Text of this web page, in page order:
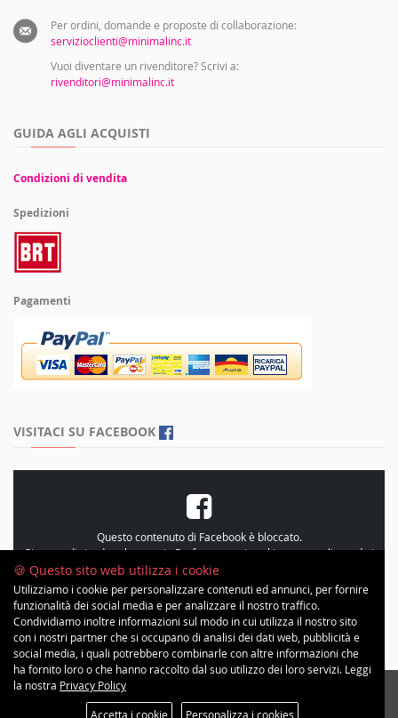
Per ordini, domande e proposte di collaborazione:
servizioclienti@minimalinc.it
Vuoi diventare un rivenditore? Scrivi a:
rivenditori@minimalinc.it
GUIDA AGLI ACQUISTI
Condizioni di vendita
Spedizioni
Pagamenti
VISITACI SU FACEBOOK
Questo contenuto di Facebook è bloccato.
Si prega di rivedere le propriePreferenze sui cookie, personalizzando i
cookie e accetando le “Statistiche”
Copyright © 2026 Minimal Inc | All Rights Reserved. Progetto grafico ©
🍪 Questo sito web utilizza i cookie
Utilizziamo i cookie per personalizzare contenuti ed annunci, per fornire
funzionalità dei social media e per analizzare il nostro traffico.
Condividiamo inoltre informazioni sul modo in cui utilizza il nostro sito
con i nostri partner che si occupano di analisi dei dati web, pubblicità e
social media, i quali potrebbero combinarle con altre informazioni che
ha fornito loro o che hanno raccolto dal suo utilizzo dei loro servizi. Leggi
la nostra Privacy Policy
Accetta i cookie Personalizza i cookies